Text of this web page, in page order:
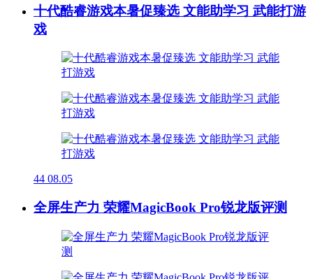
十代酷睿游戏本暑促臻选 文能助学习 武能打游
戏
44 08.05
全屏生产力 荣耀MagicBook Pro锐龙版评测